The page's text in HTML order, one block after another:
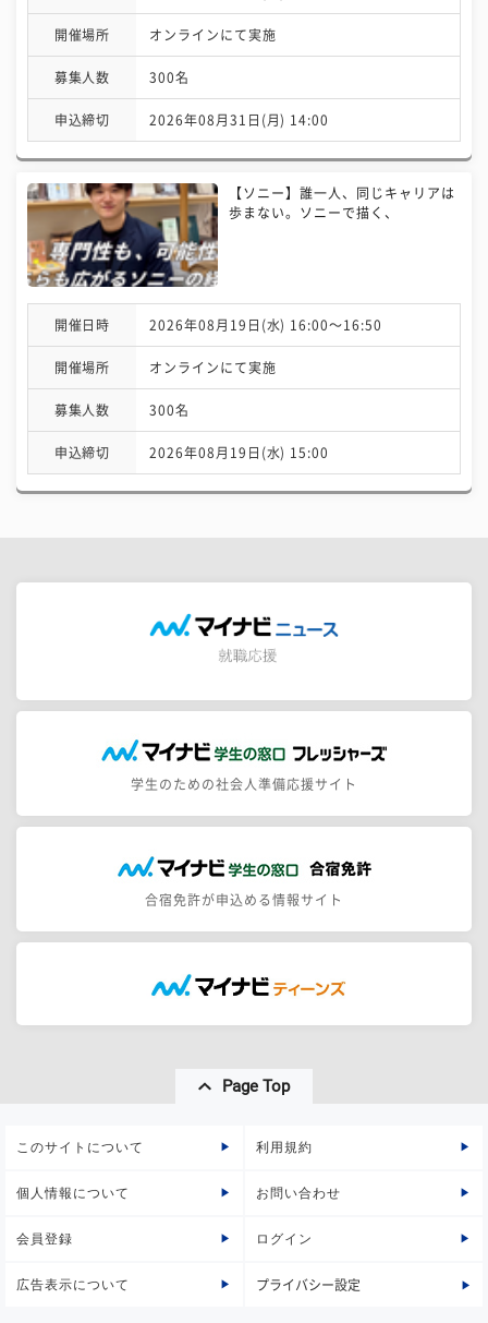
開催場所 オンラインにて実施
募集人数 300名
申込締切 2026年08月31日(月) 14:00
【ソニー】誰一人、同じキャリアは
歩まない。ソニーで描く、
開催日時 2026年08月19日(水) 16:00〜16:50
開催場所 オンラインにて実施
募集人数 300名
申込締切 2026年08月19日(水) 15:00
学生のための社会人準備応援サイト
合宿免許が申込める情報サイト
Page Top
このサイトについて 利用規約
個人情報について お問い合わせ
会員登録 ログイン
広告表示について プライバシー設定